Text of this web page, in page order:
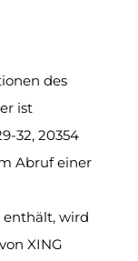
des
ist
32, 20354
Abruf einer
enthält, wird
XING